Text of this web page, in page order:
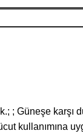
; Güneşe karşı
kullanımına